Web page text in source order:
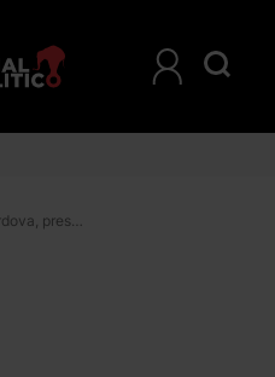
Cita a ciegas de Lorenzo Córdova, presidente del INE